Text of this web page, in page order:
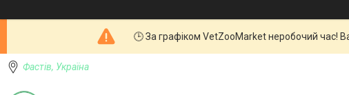
🕒 За графіком VetZooMarket неробочий час!
Фастів, Україна